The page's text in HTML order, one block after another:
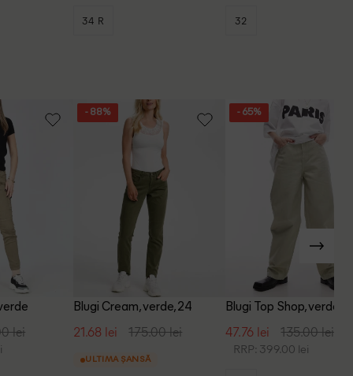
34 R 32
lei
- 88%
Blugi Cream, verde, 24
21.68 lei 175.00 lei
ULTIMA ȘANSĂ
- 65%
Blugi Top Shop, verde
47.76 lei 135.00 lei
RRP: 399.00 lei